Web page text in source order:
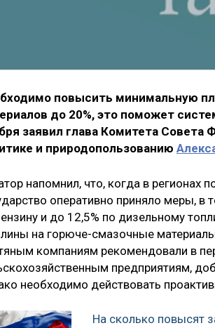
повысить минимальную
до 20%, это поможет
заявил глава Комитета Совета
и природопользованию
напомнил, что, когда в регионах
оперативно приняло меры, в
и до 12,5% по дизельному
на горюче-смазочные
компаниям рекомендовали в
предприятиям,
необходимо действовать
На сколько повысят